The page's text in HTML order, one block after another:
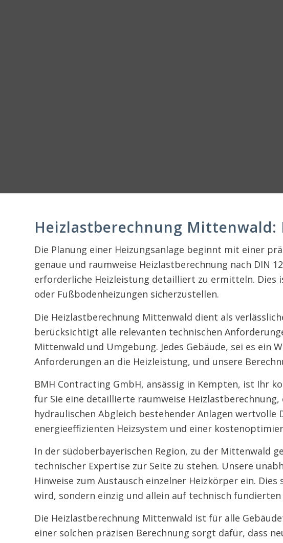
Heizlastberechnung
Die Planung einer Heizungsanlage beginnt mit einer
genaue und raumweise Heizlastberechnung nach DIN
erforderliche Heizleistung detailliert zu ermitteln. Dies
oder Fußbodenheizungen sicherzustellen.
Die Heizlastberechnung Mittenwald dient als
berücksichtigt alle relevanten technischen
Mittenwald und Umgebung. Jedes Gebäude, sei es ein
Anforderungen an die Heizleistung, und unsere
BMH Contracting GmbH, ansässig in Kempten, ist Ihr
für Sie eine detaillierte raumweise
hydraulischen Abgleich bestehender Anlagen
energieeffizienten Heizsystem und einer
In der südoberbayerischen Region, zu der Mittenwald
technischer Expertise zur Seite zu stehen. Unsere
Hinweise zum Austausch einzelner Heizkörper ein.
wird, sondern einzig und allein auf technisch
Die Heizlastberechnung Mittenwald ist für alle
einer solchen präzisen Berechnung sorgt dafür, dass